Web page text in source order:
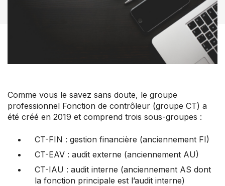
Nos groupes
Centre de soutien aux membres
Nouvelles et commentaires
Perfectionnement professionnel
Votre convention collective
À propos de l’ACFO-ACAF
Comme vous le savez sans doute, le groupe
professionnel Fonction de contrôleur (groupe CT) a
été créé en 2019 et comprend trois sous-groupes :
CT-FIN : gestion financière (anciennement FI)
CT-EAV : audit externe (anciennement AU)
CT-IAU : audit interne (anciennement AS dont
la fonction principale est l’audit interne)